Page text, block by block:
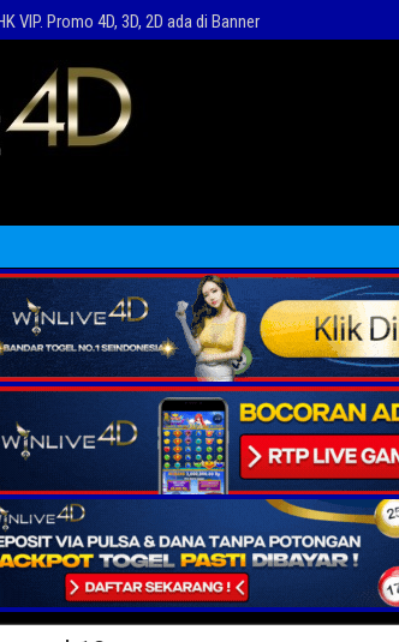
VIP. Promo 4D, 3D, 2D ada di Banner